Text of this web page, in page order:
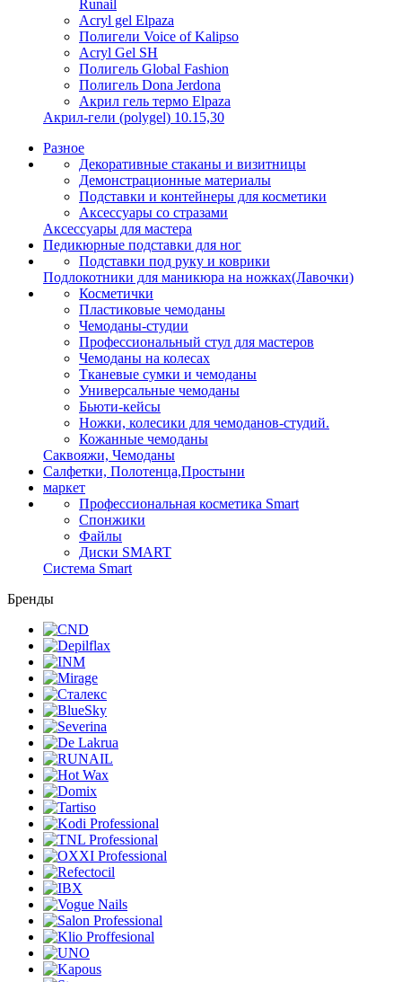
Runail
Acryl gel Elpaza
Полигели Voice of Kalipso
Acryl Gel SH
Полигель Global Fashion
Полигель Dona Jerdona
Акрил гель термо Elpaza
Акрил-гели (polygel) 10.15,30
Разное
Декоративные стаканы и визитницы
Демонстрационные материалы
Подставки и контейнеры для косметики
Аксессуары со стразами
Аксессуары для мастера
Педикюрные подставки для ног
Подставки под руку и коврики
Подлокотники для маникюра на ножках(Лавочки)
Косметички
Пластиковые чемоданы
Чемоданы-студии
Профессиональный стул для мастеров
Чемоданы на колесах
Тканевые сумки и чемоданы
Универсальные чемоданы
Бьюти-кейсы
Ножки, колесики для чемоданов-студий.
Кожанные чемоданы
Саквояжи, Чемоданы
Салфетки, Полотенца,Простыни
маркет
Профессиональная косметика Smart
Спонжики
Файлы
Диски SMART
Система Smart
Бренды